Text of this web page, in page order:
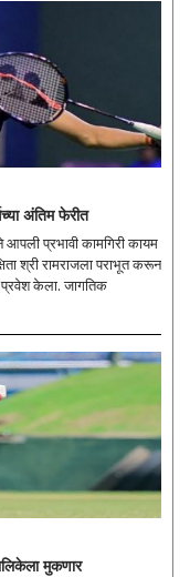
अंतिम फेरीत
आपली प्रभावी कामगिरी कायम
श्री रामराजला पराभूत करून
प्रवेश केला. जागतिक
मुकणार